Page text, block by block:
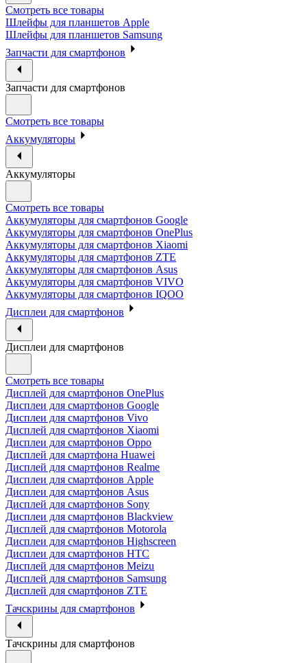
Смотреть все товары
Шлейфы для планшетов Apple
Шлейфы для планшетов Samsung
Запчасти для смартфонов
Запчасти для смартфонов
Смотреть все товары
Аккумуляторы
Аккумуляторы
Смотреть все товары
Аккумуляторы для смартфонов Google
Аккумуляторы для смартфонов OnePlus
Аккумуляторы для смартфонов Xiaomi
Аккумуляторы для смартфонов ZTE
Аккумуляторы для cмартфонов Asus
Аккумуляторы для смартфонов VIVO
Аккумуляторы для смартфонов IQOO
Дисплеи для смартфонов
Дисплеи для смартфонов
Смотреть все товары
Дисплей для смартфонов OnePlus
Дисплеи для смартфонов Google
Дисплеи для смартфонов Vivo
Дисплей для смартфонов Xiaomi
Дисплеи для смартфонов Oppo
Дисплей для смартфона Huawei
Дисплей для смартфонов Realme
Дисплеи для смартфонов Apple
Дисплеи для смартфонов Asus
Дисплей для смартфонов Sony
Дисплеи для смартфонов Blackview
Дисплей для смартфонов Motorola
Дисплеи для смартфонов Highscreen
Дисплеи для смартфонов HTC
Дисплей для смартфонов Meizu
Дисплей для смартфонов Samsung
Дисплей для смартфонов ZTE
Тачскрины для смартфонов
Тачскрины для смартфонов